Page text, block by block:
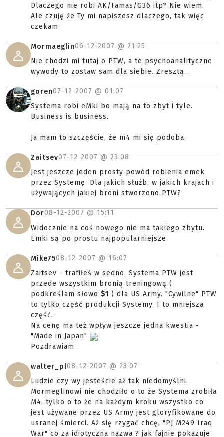
Dlaczego nie robi AK/Famas/G36 itp? Nie wiem.
Ale czuję że Ty mi napiszesz dlaczego, tak więc
czekam.
Mormaeglin06-12-2007 @ 21:25
Nie chodzi mi tutaj o PTW, a te psychoanalityczne
wywody to zostaw sam dla siebie. Zresztą...
goren07-12-2007 @ 01:07
Systema robi eMki bo mają na to zbyt i tyle.
Business is business.
Ja mam to szczęście, że m4 mi się podoba.
Zaitsev07-12-2007 @ 23:08
Jest jeszcze jeden prosty powód robienia emek
przez Systemę. Dla jakich służb, w jakich krajach i
używających jakiej broni stworzono PTW?
Dor08-12-2007 @ 15:11
Widocznie na coś nowego nie ma takiego zbytu.
Emki są po prostu najpopularniejsze.
Mike7508-12-2007 @ 16:07
Zaitsev - trafiłeś w sedno. Systema PTW jest
przede wszystkim bronią treningową (
podkreślam słowo $1 ) dla US Army. "Cywilne" PTW
to tylko część produkcji Systemy. I to mniejsza
część.
Na cenę ma też wpływ jeszcze jedna kwestia -
"Made in Japan"
Pozdrawiam
walter_pl08-12-2007 @ 23:07
Ludzie czy wy jesteście aż tak niedomyślni.
Mormeglinowi nie chodziło o to że Systema zrobiła
M4, tylko o to że na każdym kroku wszystko co
jest używane przez US Army jest gloryfikowane do
usranej śmierci. Aż się rzygać chcę, "PJ M249 Iraq
War" co za idiotyczna nazwa ? jak fajnie pokazuje